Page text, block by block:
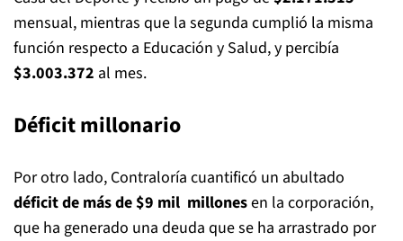
mensual, mientras que la segunda cumplió la misma
función respecto a Educación y Salud, y percibía
$3.003.372 al mes.
Déficit millonario
Por otro lado, Contraloría cuantificó un abultado
déficit de más de $9 mil millonesen la corporación,
que ha generado una deuda que se ha arrastrado por